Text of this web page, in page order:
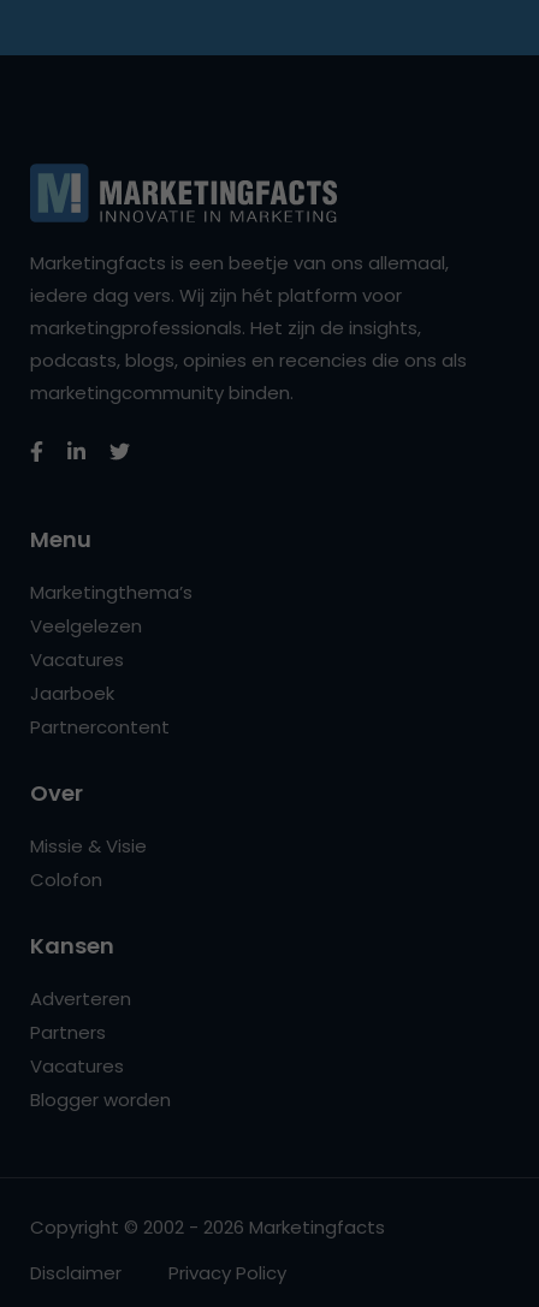
Marketingfacts is een beetje van ons allemaal,
iedere dag vers. Wij zijn hét platform voor
marketingprofessionals. Het zijn de insights,
podcasts, blogs, opinies en recencies die ons als
marketingcommunity binden.
Menu
Marketingthema’s
Veelgelezen
Vacatures
Jaarboek
Partnercontent
Over
Missie & Visie
Colofon
Kansen
Adverteren
Partners
Vacatures
Blogger worden
Copyright © 2002 - 2026 Marketingfacts
Disclaimer
Privacy Policy